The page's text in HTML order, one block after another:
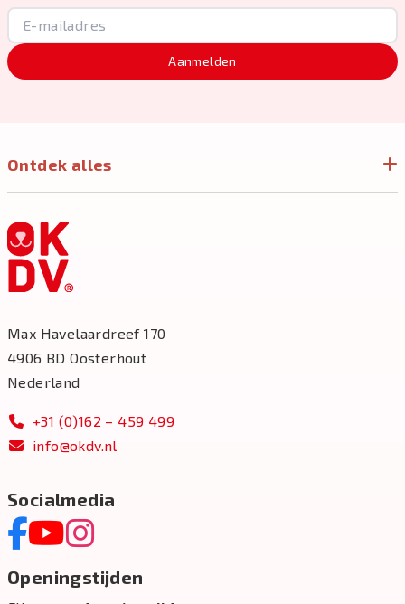
Aanmelden
Ontdek alles
Max Havelaardreef 170
4906 BD Oosterhout
Nederland
+31 (0)162 – 459 499
info@okdv.nl
Socialmedia
Openingstijden